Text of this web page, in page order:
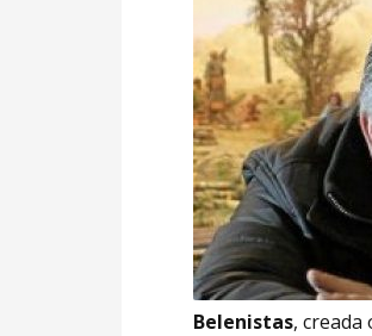
Belenistas, creada